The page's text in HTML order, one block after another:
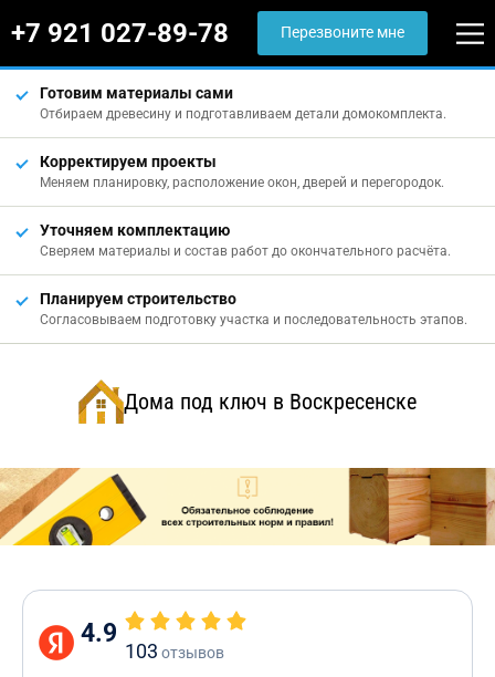
+7 921 027-89-78 Перезвоните мне
Готовим материалы сами
Отбираем древесину и подготавливаем детали домокомплекта.
Корректируем проекты
Меняем планировку, расположение окон, дверей и перегородок.
Уточняем комплектацию
Сверяем материалы и состав работ до окончательного расчёта.
Планируем строительство
Согласовываем подготовку участка и последовательность этапов.
Дома под ключ в Воскресенске
4.9
103 отзывов